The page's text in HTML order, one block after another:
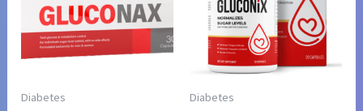
Diabetes Diabetes